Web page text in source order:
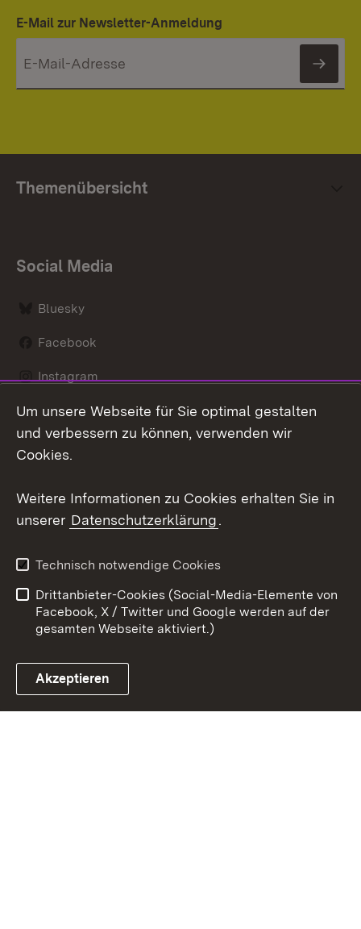
E-Mail zur Newsletter-Anmeldung
Themenübersicht
Social Media
Bluesky
Facebook
Instagram
LinkedIn
Link zum Landesportal
Datenschutz
Barrierefreiheit
Impressum
Cookies
Um unsere Webseite für Sie optimal gestalten
und verbessern zu können, verwenden wir
Cookies.
Weitere Informationen zu Cookies erhalten Sie in
unserer Datenschutzerklärung.
Technisch notwendige Cookies
Drittanbieter-Cookies (Social-Media-Elemente von
Facebook, X / Twitter und Google werden auf der
gesamten Webseite aktiviert.)
Akzeptieren